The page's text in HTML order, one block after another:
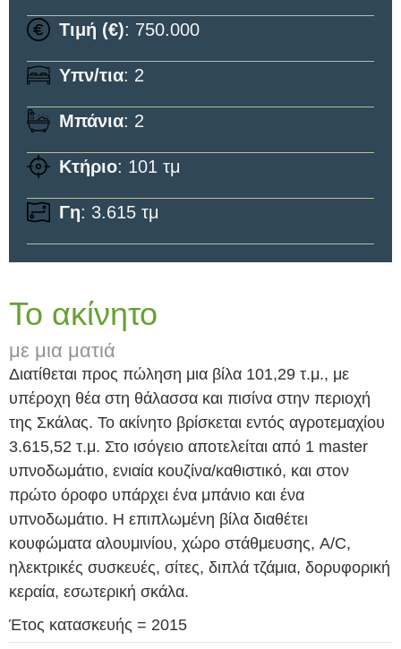
Τιμή (€): 750.000
Υπν/τια: 2
Μπάνια: 2
Κτήριο: 101 τμ
Γη: 3.615 τμ
Το ακίνητο
με μια ματιά
Διατίθεται προς πώληση μια βίλα 101,29 τ.μ., με
υπέροχη θέα στη θάλασσα και πισίνα στην περιοχή
της Σκάλας. Το ακίνητο βρίσκεται εντός αγροτεμαχίου
3.615,52 τ.μ. Στο ισόγειο αποτελείται από 1 master
υπνοδωμάτιο, ενιαία κουζίνα/καθιστικό, και στον
πρώτο όροφο υπάρχει ένα μπάνιο και ένα
υπνοδωμάτιο. Η επιπλωμένη βίλα διαθέτει
κουφώματα αλουμινίου, χώρο στάθμευσης, A/C,
ηλεκτρικές συσκευές, σίτες, διπλά τζάμια, δορυφορική
κεραία, εσωτερική σκάλα.
Έτος κατασκευής = 2015